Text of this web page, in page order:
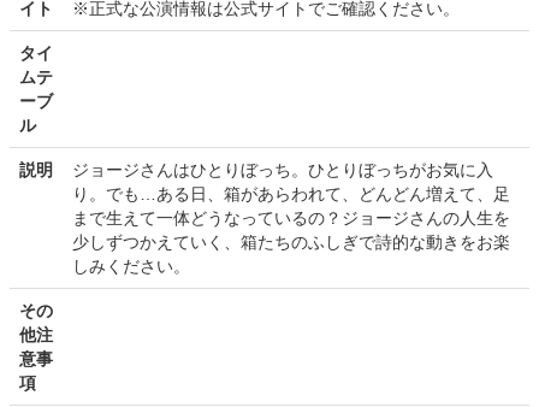
イト
※正式な公演情報は公式サイトでご確認ください。
タイ
ムテ
ーブ
ル
説明
ジョージさんはひとりぼっち。ひとりぼっちがお気に入
り。でも…ある日、箱があらわれて、どんどん増えて、足
まで生えて一体どうなっているの？ジョージさんの人生を
少しずつかえていく、箱たちのふしぎで詩的な動きをお楽
しみください。
その
他注
意事
項